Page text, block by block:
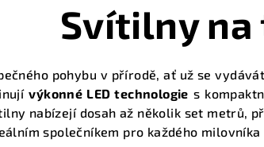
Svítilny
pohybu v přírodě, ať už se
výkonné LED technologie s
nabízejí dosah až několik set metrů,
společníkem pro každého